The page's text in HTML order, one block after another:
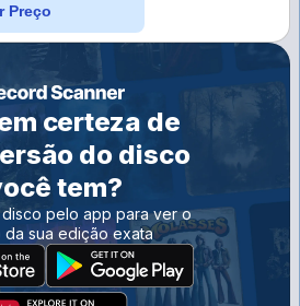
Preço
certeza de
do disco
tem?
disco pelo app para ver o
sua edição exata